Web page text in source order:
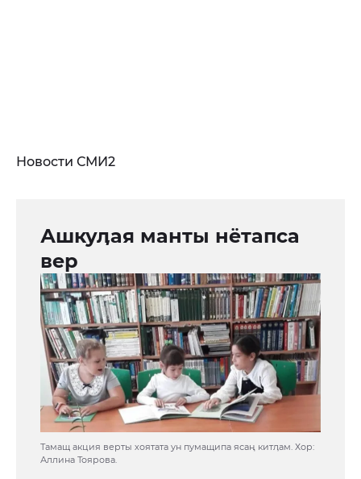
Новости СМИ2
Ашкуӆая манты нётапса
вер
Тамащ акция верты хоятата ун пумащипа ясаң китӆам. Хор:
Аллина Тоярова.